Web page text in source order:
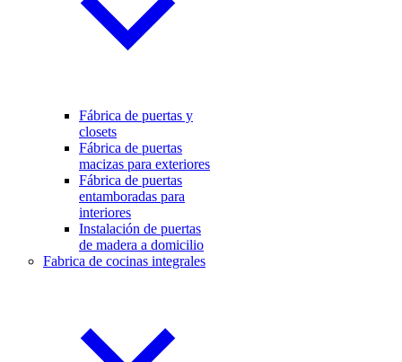
Fábrica de puertas y
closets
Fábrica de puertas
macizas para exteriores
Fábrica de puertas
entamboradas para
interiores
Instalación de puertas
de madera a domicilio
Fabrica de cocinas integrales